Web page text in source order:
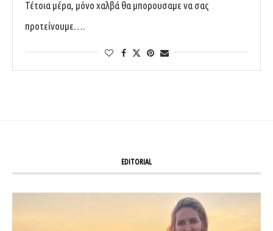
Τέτοια μέρα, μόνο χαλβά θα μπορουσαμε να σας
προτείνουμε….
EDITORIAL